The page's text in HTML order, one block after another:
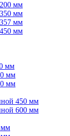
мм
мм
мм
мм
мм
мм
мм
450 мм
600 мм
мм